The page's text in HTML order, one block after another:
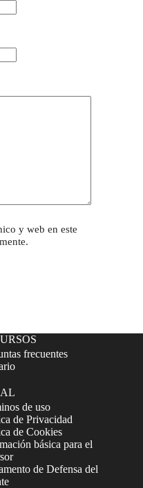
y web en este
frecuentes
de uso
de Privacidad
de Cookies
básica para el
de Defensa del